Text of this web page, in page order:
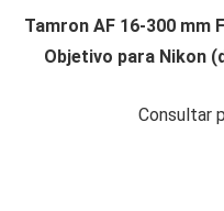
Tamron AF 16-300 mm
Objetivo para Nikon
Consultar